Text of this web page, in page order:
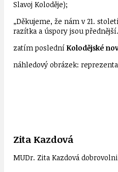
Slavoj Koloděje);
„Děkujeme, že nám v 21.
razítka a úspory jsou
zatím poslední Kolodějské
náhledový obrázek:
Zita Kazdová
MUDr. Zita Kazdová